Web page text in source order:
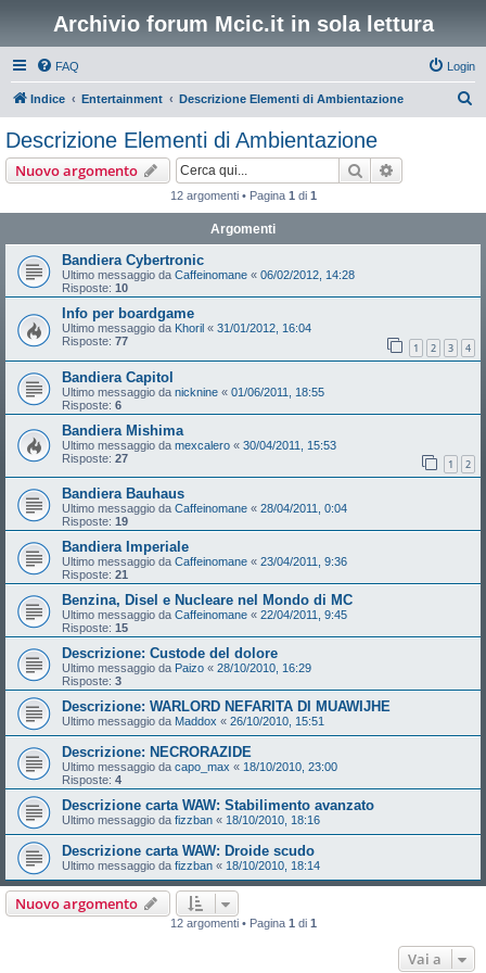
Archivio forum Mcic.it in sola lettura
FAQ Login
Indice Entertainment Descrizione Elementi di Ambientazione
Descrizione Elementi di Ambientazione
Nuovo argomento Cerca
12 argomenti • Pagina 1 di 1
Argomenti
Bandiera Cybertronic
Ultimo messaggio da Caffeinomane « 06/02/2012, 14:28
Risposte: 10
Info per boardgame
Ultimo messaggio da Khoril « 31/01/2012, 16:04
Risposte: 77 1 2 3 4
Bandiera Capitol
Ultimo messaggio da nicknine « 01/06/2011, 18:55
Risposte: 6
Bandiera Mishima
Ultimo messaggio da mexcalero « 30/04/2011, 15:53
Risposte: 27 1 2
Bandiera Bauhaus
Ultimo messaggio da Caffeinomane « 28/04/2011, 0:04
Risposte: 19
Bandiera Imperiale
Ultimo messaggio da Caffeinomane « 23/04/2011, 9:36
Risposte: 21
Benzina, Disel e Nucleare nel Mondo di MC
Ultimo messaggio da Caffeinomane « 22/04/2011, 9:45
Risposte: 15
Descrizione: Custode del dolore
Ultimo messaggio da Paizo « 28/10/2010, 16:29
Risposte: 3
Descrizione: WARLORD NEFARITA DI MUAWIJHE
Ultimo messaggio da Maddox « 26/10/2010, 15:51
Descrizione: NECRORAZIDE
Ultimo messaggio da capo_max « 18/10/2010, 23:00
Risposte: 4
Descrizione carta WAW: Stabilimento avanzato
Ultimo messaggio da fizzban « 18/10/2010, 18:16
Descrizione carta WAW: Droide scudo
Ultimo messaggio da fizzban « 18/10/2010, 18:14
Nuovo argomento
12 argomenti • Pagina 1 di 1
Vai a